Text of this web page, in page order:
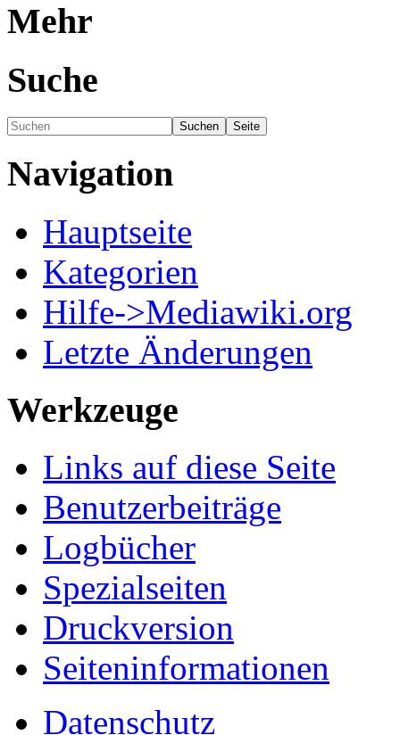
Mehr
Suche
Navigation
Hauptseite
Kategorien
Hilfe->Mediawiki.org
Letzte Änderungen
Werkzeuge
Links auf diese Seite
Benutzerbeiträge
Logbücher
Spezialseiten
Druckversion
Seiten­informationen
Datenschutz